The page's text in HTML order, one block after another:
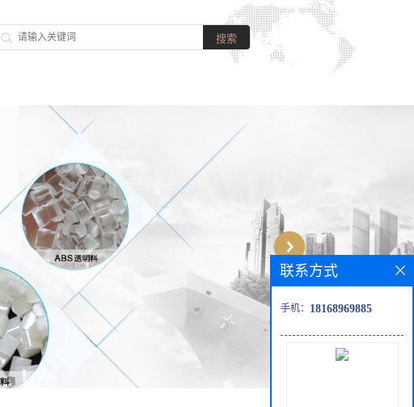
联系方式
手机： 18168969885